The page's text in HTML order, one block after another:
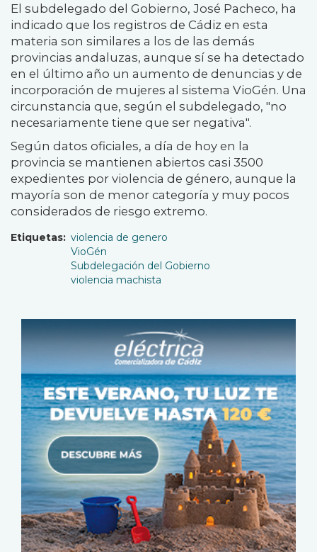
El subdelegado del Gobierno, José Pacheco, ha
indicado que los registros de Cádiz en esta
materia son similares a los de las demás
provincias andaluzas, aunque sí se ha detectado
en el último año un aumento de denuncias y de
incorporación de mujeres al sistema VioGén. Una
circunstancia que, según el subdelegado, "no
necesariamente tiene que ser negativa".
Según datos oficiales, a día de hoy en la
provincia se mantienen abiertos casi 3500
expedientes por violencia de género, aunque la
mayoría son de menor categoría y muy pocos
considerados de riesgo extremo.
Etiquetas
violencia de genero
VioGén
Subdelegación del Gobierno
violencia machista